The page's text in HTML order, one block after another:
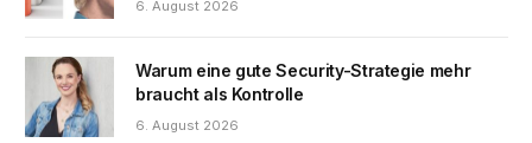
6. August 2026
Warum eine gute Security-Strategie mehr
braucht als Kontrolle
6. August 2026